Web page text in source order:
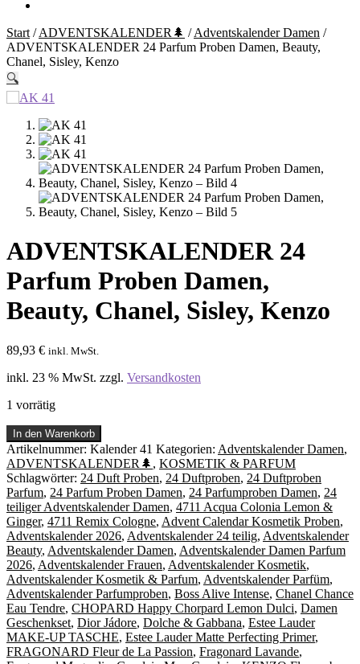
Start /ADVENTSKALENDER🌲 /Adventskalender Damen /
ADVENTSKALENDER 24 Parfum Proben Damen, Beauty,
Chanel, Sisley, Kenzo
🔍
ADVENTSKALENDER 24
Parfum Proben Damen,
Beauty, Chanel, Sisley, Kenzo
89,93 € inkl. MwSt.
inkl. 23 % MwSt. zzgl. Versandkosten
1 vorrätig
ADVENTSKALENDER
24
Parfum
Proben
Damen,
Beauty,
Chanel,
Sisley,
Kenzo
Menge
In den Warenkorb
Artikelnummer: Kalender 41 Kategorien: Adventskalender Damen,
ADVENTSKALENDER🌲 , KOSMETIK & PARFUM
Schlagwörter: 24 Duft Proben, 24 Duftproben, 24 Duftproben
Parfum, 24 Parfum Proben Damen, 24 Parfumproben Damen, 24
teiliger Adventskalender Damen, 4711 Acqua Colonia Lemon &
Ginger, 4711 Remix Cologne, Advent Calendar Kosmetik Proben,
Adventskalender 2026, Adventskalender 24 teilig, Adventskalender
Beauty, Adventskalender Damen, Adventskalender Damen Parfum
2026, Adventskalender Frauen, Adventskalender Kosmetik,
Adventskalender Kosmetik & Parfum, Adventskalender Parfüm,
Adventskalender Parfumproben, Boss Alive Intense, Chanel Chance
Eau Tendre, CHOPARD Happy Chorpard Lemon Dulci, Damen
Geschenkset, Dior Jádore, Dolche & Gabbana, Estee Lauder
MAKE-UP TASCHE, Estee Lauder Matte Perfecting Primer,
FRAGONARD Fleur de La Passion, Fragonard Lavande,